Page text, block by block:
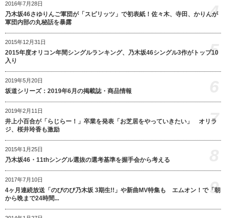
2016年7月28日
乃木坂46さゆりんご軍団が「スピリッツ」で初表紙！佐々木、寺田、かりんが
軍団内部の丸秘話を暴露
4
2015年12月31日
2015年度オリコン年間シングルランキング、乃木坂46シングル3作がトップ10
入り
5
2019年5月20日
坂道シリーズ：2019年6月の掲載誌・商品情報
2019年2月11日
井上小百合が「らじらー！」卒業を発表「お芝居をやっていきたい」 オリラ
ジ、桜井玲香も激励
7
2015年1月25日
乃木坂46・11thシングル選抜の選考基準を握手会から考える
2017年7月10日
4ヶ月連続放送「のびのび乃木坂 3期生!!」や新曲MV特集も エムオン！で「朝
から晩まで24時間...
9